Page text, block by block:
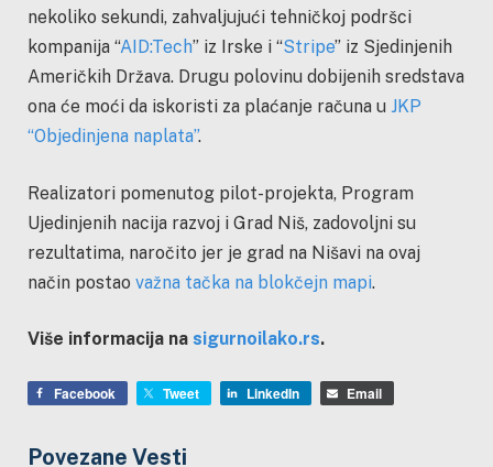
nekoliko sekundi, zahvaljujući tehničkoj podršci
kompanija “AID:Tech” iz Irske i “Stripe” iz Sjedinjenih
Američkih Država. Drugu polovinu dobijenih sredstava
ona će moći da iskoristi za plaćanje računa u JKP
“Objedinjena naplata”.
Realizatori pomenutog pilot-projekta, Program
Ujedinjenih nacija razvoj i Grad Niš, zadovoljni su
rezultatima, naročito jer je grad na Nišavi na ovaj
način postao važna tačka na blokčejn mapi.
Više informacija na sigurnoilako.rs.
Facebook Tweet LinkedIn Email
Povezane Vesti